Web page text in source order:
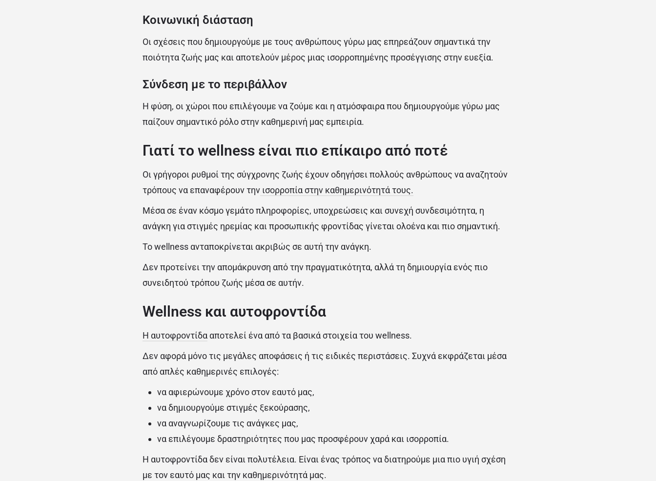
Κοινωνική διάσταση
Οι σχέσεις που δημιουργούμε με τους ανθρώπους γύρω μας επηρεάζουν σημαντικά την
ποιότητα ζωής μας και αποτελούν μέρος μιας ισορροπημένης προσέγγισης στην ευεξία.
Σύνδεση με το περιβάλλον
Η φύση, οι χώροι που επιλέγουμε να ζούμε και η ατμόσφαιρα που δημιουργούμε γύρω μας
παίζουν σημαντικό ρόλο στην καθημερινή μας εμπειρία.
Γιατί το wellness είναι πιο επίκαιρο από ποτέ
Οι γρήγοροι ρυθμοί της σύγχρονης ζωής έχουν οδηγήσει πολλούς ανθρώπους να αναζητούν
τρόπους να επαναφέρουν την ισορροπία στην καθημερινότητά τους.
Μέσα σε έναν κόσμο γεμάτο πληροφορίες, υποχρεώσεις και συνεχή συνδεσιμότητα, η
ανάγκη για στιγμές ηρεμίας και προσωπικής φροντίδας γίνεται ολοένα και πιο σημαντική.
Το wellness ανταποκρίνεται ακριβώς σε αυτή την ανάγκη.
Δεν προτείνει την απομάκρυνση από την πραγματικότητα, αλλά τη δημιουργία ενός πιο
συνειδητού τρόπου ζωής μέσα σε αυτήν.
Wellness και αυτοφροντίδα
Η αυτοφροντίδα αποτελεί ένα από τα βασικά στοιχεία του wellness.
Δεν αφορά μόνο τις μεγάλες αποφάσεις ή τις ειδικές περιστάσεις. Συχνά εκφράζεται μέσα
από απλές καθημερινές επιλογές:
να αφιερώνουμε χρόνο στον εαυτό μας,
να δημιουργούμε στιγμές ξεκούρασης,
να αναγνωρίζουμε τις ανάγκες μας,
να επιλέγουμε δραστηριότητες που μας προσφέρουν χαρά και ισορροπία.
Η αυτοφροντίδα δεν είναι πολυτέλεια. Είναι ένας τρόπος να διατηρούμε μια πιο υγιή σχέση
με τον εαυτό μας και την καθημερινότητά μας.